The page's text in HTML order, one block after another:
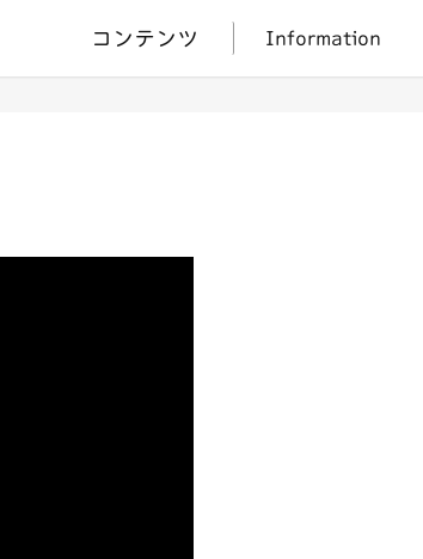
コンテンツ Information